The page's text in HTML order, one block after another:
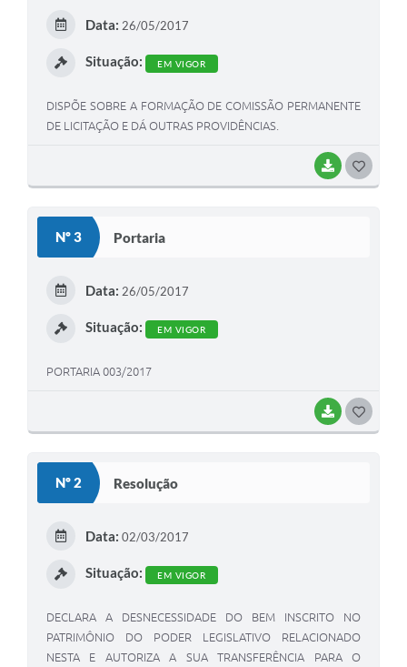
BAIXAR
Data: 26/05/2017
Situação: EM VIGOR
DISPÕE SOBRE A FORMAÇÃO DE COMISSÃO PERMANENTE
DE LICITAÇÃO E DÁ OUTRAS PROVIDÊNCIAS.
Nº 3 Portaria
BAIXAR
Data: 26/05/2017
Situação: EM VIGOR
PORTARIA 003/2017
Nº 2 Resolução
Data: 02/03/2017
Situação: EM VIGOR
DECLARA A DESNECESSIDADE DO BEM INSCRITO NO
PATRIMÔNIO DO PODER LEGISLATIVO RELACIONADO
NESTA E AUTORIZA A SUA TRANSFERÊNCIA PARA O